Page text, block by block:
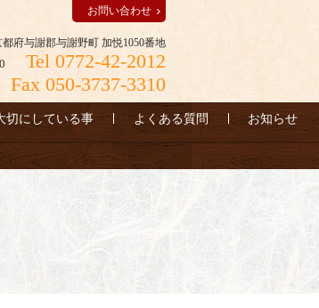
都府与謝郡与謝野町 加悦1050番地
Tel 0772-42-2012
Fax 050-3737-3310
お問い合わせ
切にしている事 よくある質問 お知らせ